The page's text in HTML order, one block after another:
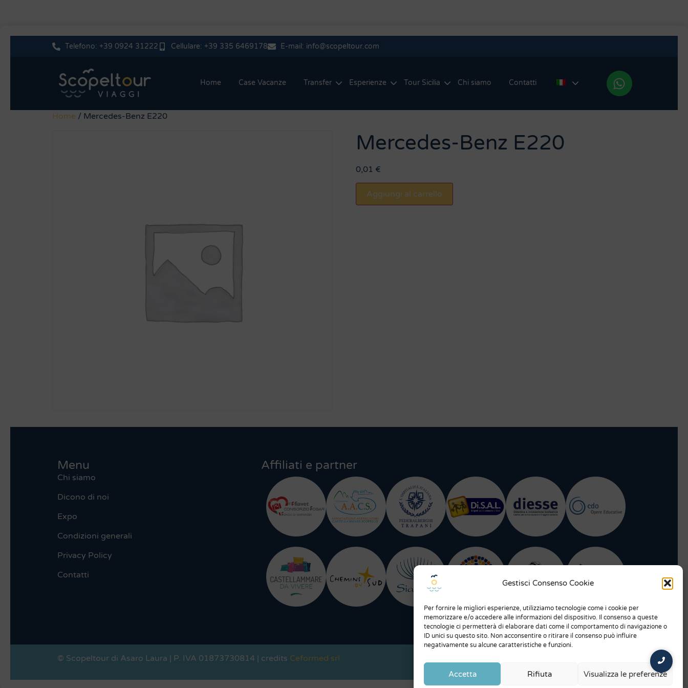
Gestisci Consenso Cookie
Per fornire le migliori esperienze, utilizziamo tecnologie come i cookie per
memorizzare e/o accedere alle informazioni del dispositivo. Il consenso a queste
tecnologie ci permetterà di elaborare dati come il comportamento di navigazione o
ID unici su questo sito. Non acconsentire o ritirare il consenso può influire
negativamente su alcune caratteristiche e funzioni.
Accetta Rifiuta Visualizza le preferenze
Telefono: +39 0924 31222 Cellulare: +39 335 6469178 E-mail: info@scopeltour.com
Home Case Vacanze Transfer Esperienze Tour Sicilia Chi siamo Contatti
Home / Mercedes-Benz E220
Mercedes-Benz E220
0,01 €
Aggiungi al carrello
Menu
Chi siamo
Dicono di noi
Expo
Condizioni generali
Privacy Policy
Contatti
Affiliati e partner
© Scopeltour di Asaro Laura | P. IVA 01873730814 | credits Ceformed srl